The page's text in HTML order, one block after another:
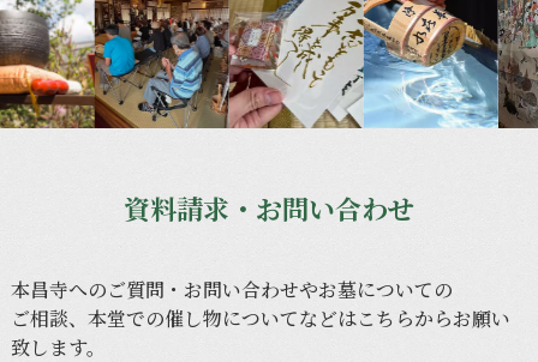
資料請求・お問い合わせ
本昌寺へのご質問・ お問い合わせやお墓についての
ご相談、 本堂での催し物についてなどはこちらからお願い
致します。